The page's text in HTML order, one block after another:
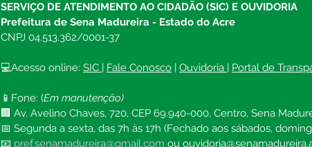
SERVIÇO DE ATENDIMENTO AO CIDADÃO (SIC) E OUVIDORIA
Prefeitura de Sena Madureira - Estado do Acre
CNPJ 04.513.362/0001-37
💻Acesso online: SIC | Fale Conosco | Ouvidoria | Portal de
📱Fone: (Em manutenção)
🏢 Av. Avelino Chaves, 720, CEP 69.940-000, Centro, Sena
📅 Segunda a sexta, das 7h às 17h (Fechado aos sábados,
📧 pref.senamadureira@gmail.com ou